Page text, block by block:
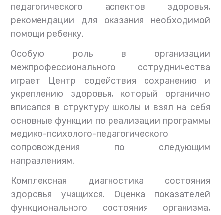
педагогического аспектов здоровья,
рекомендации для оказания необходимой
помощи ребенку.
Особую роль в организации
межпрофессионального сотрудничества
играет Центр содействия сохранению и
укреплению здоровья, который органично
вписался в структуру школы и взял на себя
основные функции по реализации программы
медико-психолого-педагогического
сопровождения по следующим
направлениям.
Комплексная диагностика состояния
здоровья учащихся. Оценка показателей
функционального состояния организма,